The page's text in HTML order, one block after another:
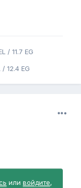
/ 11.7 EG
12.4 EG
или войдите,